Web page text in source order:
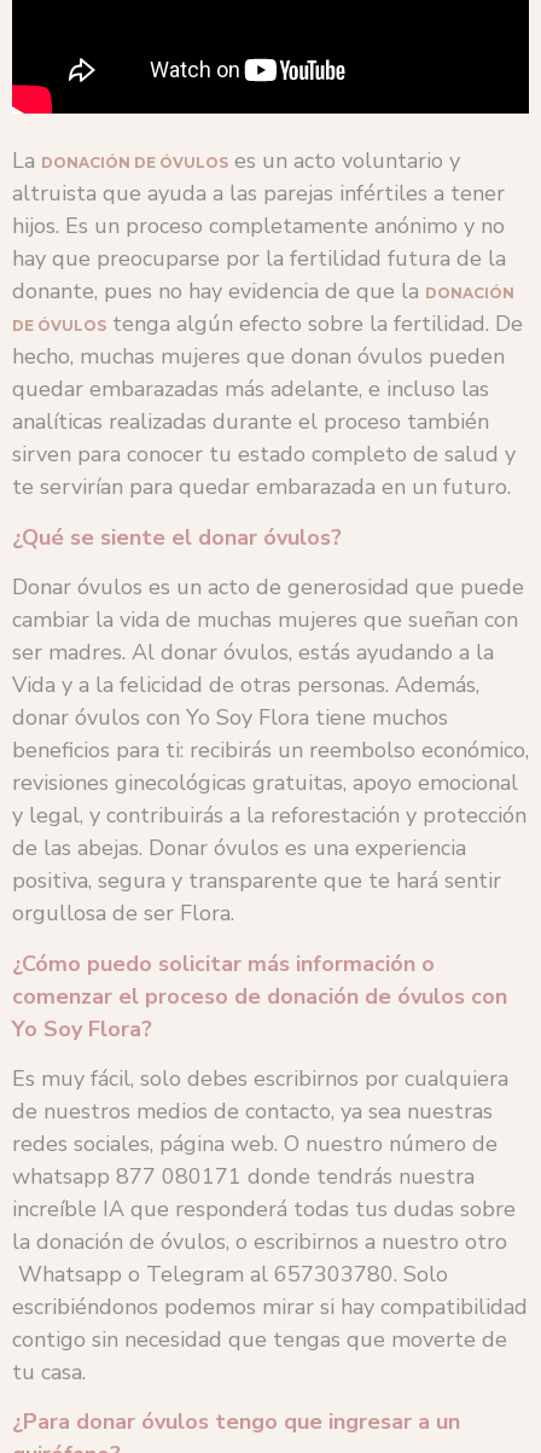
La DONACIÓN DE ÓVULOS es un acto voluntario y
altruista que ayuda a las parejas infértiles a tener
hijos. Es un proceso completamente anónimo y no
hay que preocuparse por la fertilidad futura de la
donante, pues no hay evidencia de que la DONACIÓN
DE ÓVULOS tenga algún efecto sobre la fertilidad. De
hecho, muchas mujeres que donan óvulos pueden
quedar embarazadas más adelante, e incluso las
analíticas realizadas durante el proceso también
sirven para conocer tu estado completo de salud y
te servirían para quedar embarazada en un futuro.
¿Qué se siente el donar óvulos?
Donar óvulos es un acto de generosidad que puede
cambiar la vida de muchas mujeres que sueñan con
ser madres. Al donar óvulos, estás ayudando a la
Vida y a la felicidad de otras personas. Además,
donar óvulos con Yo Soy Flora tiene muchos
beneficios para ti: recibirás un reembolso económico,
revisiones ginecológicas gratuitas, apoyo emocional
y legal, y contribuirás a la reforestación y protección
de las abejas. Donar óvulos es una experiencia
positiva, segura y transparente que te hará sentir
orgullosa de ser Flora.
¿Cómo puedo solicitar más información o
comenzar el proceso de donación de óvulos con
Yo Soy Flora?
Es muy fácil, solo debes escribirnos por cualquiera
de nuestros medios de contacto, ya sea nuestras
redes sociales, página web. O nuestro número de
whatsapp 877 080171 donde tendrás nuestra
increíble IA que responderá todas tus dudas sobre
la donación de óvulos, o escribirnos a nuestro otro
Whatsapp o Telegram al 657303780. Solo
escribiéndonos podemos mirar si hay compatibilidad
contigo sin necesidad que tengas que moverte de
tu casa.
¿Para donar óvulos tengo que ingresar a un